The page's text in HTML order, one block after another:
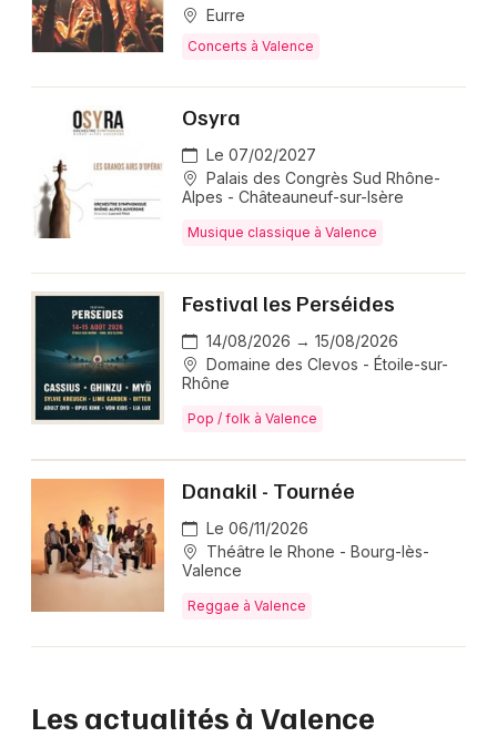
Eurre
Concerts à Valence
Osyra
Le 07/02/2027
Palais des Congrès Sud Rhône-
Alpes - Châteauneuf-sur-Isère
Musique classique à Valence
Festival les Perséides
14/08/2026 → 15/08/2026
Domaine des Clevos - Étoile-sur-
Rhône
Pop / folk à Valence
Danakil - Tournée
Le 06/11/2026
Théâtre le Rhone - Bourg-lès-
Valence
Reggae à Valence
Les actualités à Valence